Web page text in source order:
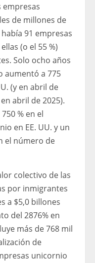
empresas
de millones de
había 91 empresas
(o el 55 %)
Solo ocho años
aumentó a 775
(y en abril de
abril de 2025).
% en el
en EE. UU. y un
el número de
colectivo de las
por inmigrantes
a $5,0 billones
del 2876% en
más de 768 mil
de
unicornio